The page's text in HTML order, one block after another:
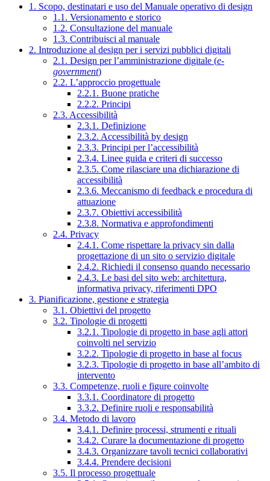
1. Scopo, destinatari e uso del Manuale operativo di design
1.1. Versionamento e storico
1.2. Consultazione del manuale
1.3. Contribuisci al manuale
2. Introduzione al design per i servizi pubblici digitali
2.1. Design per l’amministrazione digitale (e-
government)
2.2. L’approccio progettuale
2.2.1. Buone pratiche
2.2.2. Principi
2.3. Accessibilità
2.3.1. Definizione
2.3.2. Accessibilità by design
2.3.3. Principi per l’accessibilità
2.3.4. Linee guida e criteri di successo
2.3.5. Come rilasciare una dichiarazione di
accessibilità
2.3.6. Meccanismo di feedback e procedura di
attuazione
2.3.7. Obiettivi accessibilità
2.3.8. Normativa e approfondimenti
2.4. Privacy
2.4.1. Come rispettare la privacy sin dalla
progettazione di un sito o servizio digitale
2.4.2. Richiedi il consenso quando necessario
2.4.3. Le basi del sito web: architettura,
informativa privacy, riferimenti DPO
3. Pianificazione, gestione e strategia
3.1. Obiettivi del progetto
3.2. Tipologie di progetti
3.2.1. Tipologie di progetto in base agli attori
coinvolti nel servizio
3.2.2. Tipologie di progetto in base al focus
3.2.3. Tipologie di progetto in base all’ambito di
intervento
3.3. Competenze, ruoli e figure coinvolte
3.3.1. Coordinatore di progetto
3.3.2. Definire ruoli e responsabilità
3.4. Metodo di lavoro
3.4.1. Definire processi, strumenti e rituali
3.4.2. Curare la documentazione di progetto
3.4.3. Organizzare tavoli tecnici collaborativi
3.4.4. Prendere decisioni
3.5. Il processo progettuale